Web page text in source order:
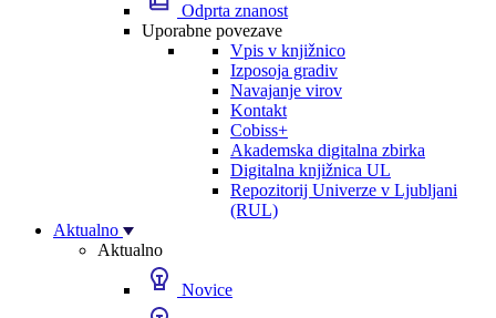
Odprta znanost
Uporabne povezave
Vpis v knjižnico
Izposoja gradiv
Navajanje virov
Kontakt
Cobiss+
Akademska digitalna zbirka
Digitalna knjižnica UL
Repozitorij Univerze v Ljubljani
(RUL)
Aktualno
Aktualno
Novice